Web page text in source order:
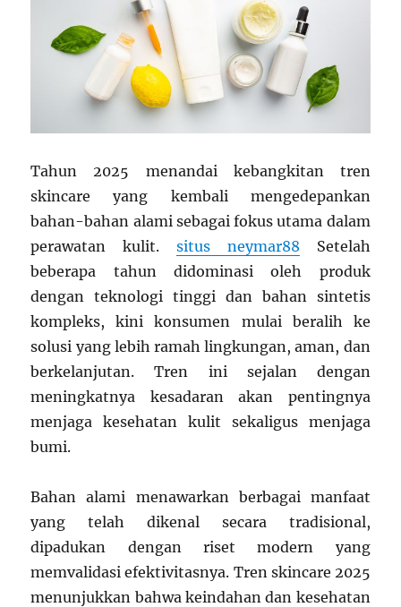
Tahun 2025 menandai kebangkitan tren
skincare yang kembali mengedepankan
bahan-bahan alami sebagai fokus utama dalam
perawatan kulit. situs neymar88 Setelah
beberapa tahun didominasi oleh produk
dengan teknologi tinggi dan bahan sintetis
kompleks, kini konsumen mulai beralih ke
solusi yang lebih ramah lingkungan, aman, dan
berkelanjutan. Tren ini sejalan dengan
meningkatnya kesadaran akan pentingnya
menjaga kesehatan kulit sekaligus menjaga
bumi.
Bahan alami menawarkan berbagai manfaat
yang telah dikenal secara tradisional,
dipadukan dengan riset modern yang
memvalidasi efektivitasnya. Tren skincare 2025
menunjukkan bahwa keindahan dan kesehatan